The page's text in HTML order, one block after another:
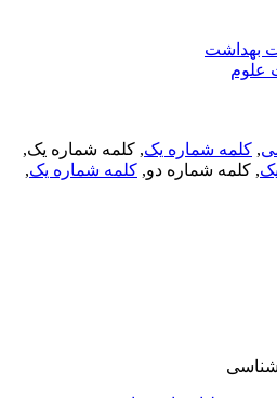
, کلمه شماره یک, کلمه شماره یک,
, کلمه شماره دو,کلمه شماره یک,